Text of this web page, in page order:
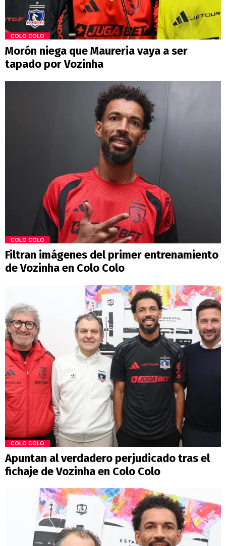
COLO COLO
Morón niega que Maureria vaya a ser
tapado por Vozinha
COLO COLO
Filtran imágenes del primer entrenamiento
de Vozinha en Colo Colo
COLO COLO
Apuntan al verdadero perjudicado tras el
fichaje de Vozinha en Colo Colo